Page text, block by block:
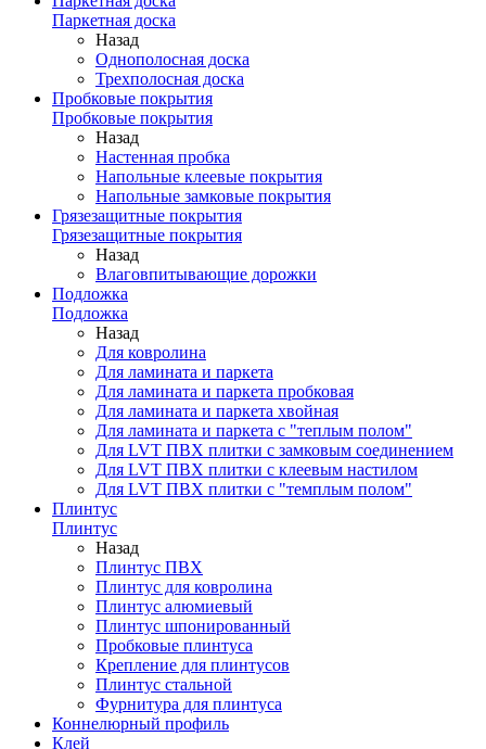
Паркетная доска
Назад
Однополосная доска
Трехполосная доска
Пробковые покрытия
Пробковые покрытия
Назад
Настенная пробка
Напольные клеевые покрытия
Напольные замковые покрытия
Грязезащитные покрытия
Грязезащитные покрытия
Назад
Влаговпитывающие дорожки
Подложка
Подложка
Назад
Для ковролина
Для ламината и паркета
Для ламината и паркета пробковая
Для ламината и паркета хвойная
Для ламината и паркета с "теплым полом"
Для LVT ПВХ плитки с замковым соединением
Для LVT ПВХ плитки с клеевым настилом
Для LVT ПВХ плитки с "темплым полом"
Плинтус
Плинтус
Назад
Плинтус ПВХ
Плинтус для ковролина
Плинтус алюмиевый
Плинтус шпонированный
Пробковые плинтуса
Крепление для плинтусов
Плинтус стальной
Фурнитура для плинтуса
Коннелюрный профиль
Клей